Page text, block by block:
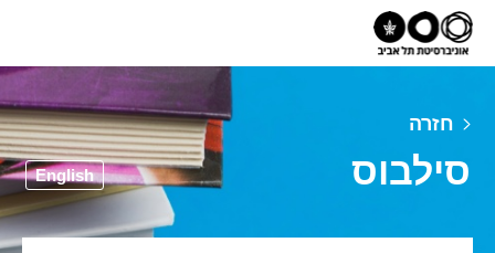
חזרה
סילבוס English